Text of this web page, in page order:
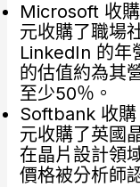
Microsoft 收
元收購了職場
LinkedIn 的年
的估值約為其
至少50％。
Softbank 收
元收購了英國
在晶片設計領
價格被分析師